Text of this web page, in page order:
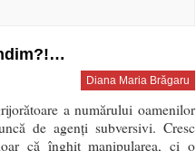
Diana Maria Brăgaru
a numărului oamenilor
de agenți subversivi. Cresc
că înghit manipularea, ci o